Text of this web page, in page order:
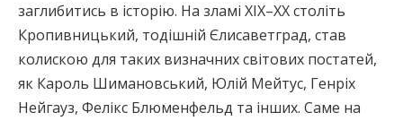
заглибитись в історію. На зламі ХІХ–ХX століть
Кропивницький, тодішній Єлисаветград, став
колискою для таких визначних світових постатей,
як Кароль Шимановський, Юлій Мейтус, Генріх
Нейгауз, Фелікс Блюменфельд та інших. Саме на